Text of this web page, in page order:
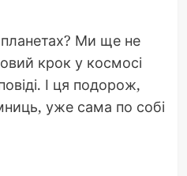
Ми ще не
крок у космосі
І ця подорож,
уже сама по собі